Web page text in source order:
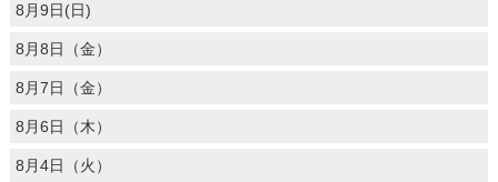
8月9日(日)
8月8日（金）
8月7日（金）
8月6日（木）
8月4日（火）